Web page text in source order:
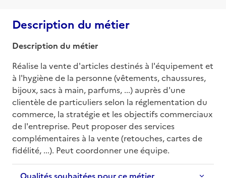
Description du métier
Description du métier
Réalise la vente d'articles destinés à l'équipement et
à l'hygiène de la personne (vêtements, chaussures,
bijoux, sacs à main, parfums, ...) auprès d'une
clientèle de particuliers selon la réglementation du
commerce, la stratégie et les objectifs commerciaux
de l'entreprise. Peut proposer des services
complémentaires à la vente (retouches, cartes de
fidélité, ...). Peut coordonner une équipe.